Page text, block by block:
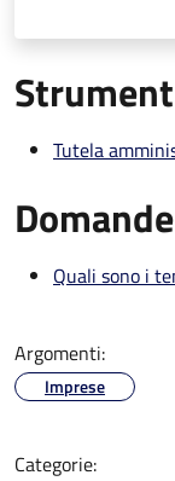
Tutela
Quali sono i
Argomenti:
Imprese
Categorie: